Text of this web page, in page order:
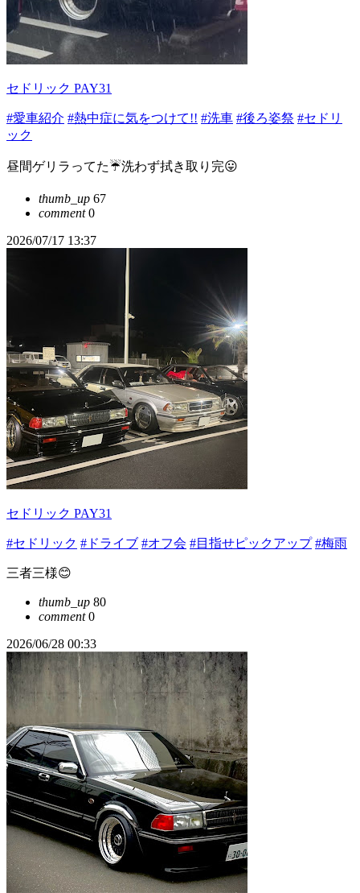
セドリック PAY31
#愛車紹介 #熱中症に気をつけて!! #洗車 #後ろ姿祭 #セドリ
ック
昼間ゲリラってた☔️洗わず拭き取り完😛
thumb_up 67
comment0
2026/07/17 13:37
セドリック PAY31
#セドリック #ドライブ #オフ会 #目指せピックアップ #梅雨
三者三様😊
thumb_up 80
comment0
2026/06/28 00:33